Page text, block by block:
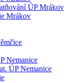
ÚP Mrákov
Mrákov
Nemanice
ÚP Nemanice